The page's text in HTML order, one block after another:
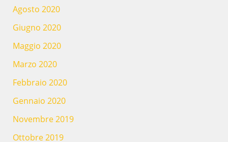
Agosto 2020
Giugno 2020
Maggio 2020
Marzo 2020
Febbraio 2020
Gennaio 2020
Novembre 2019
Ottobre 2019